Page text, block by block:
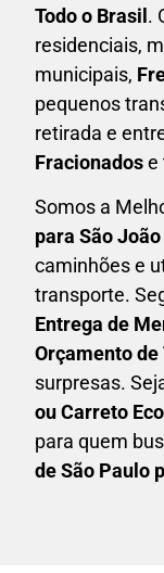
Todo o Brasil.
residenciais,
municipais,
pequenos
retirada e
Fracionadose
Somos a
para São
caminhões e
transporte.
Entrega de
Orçamento
surpresas.
ou Carreto
para quem
de São Paulo